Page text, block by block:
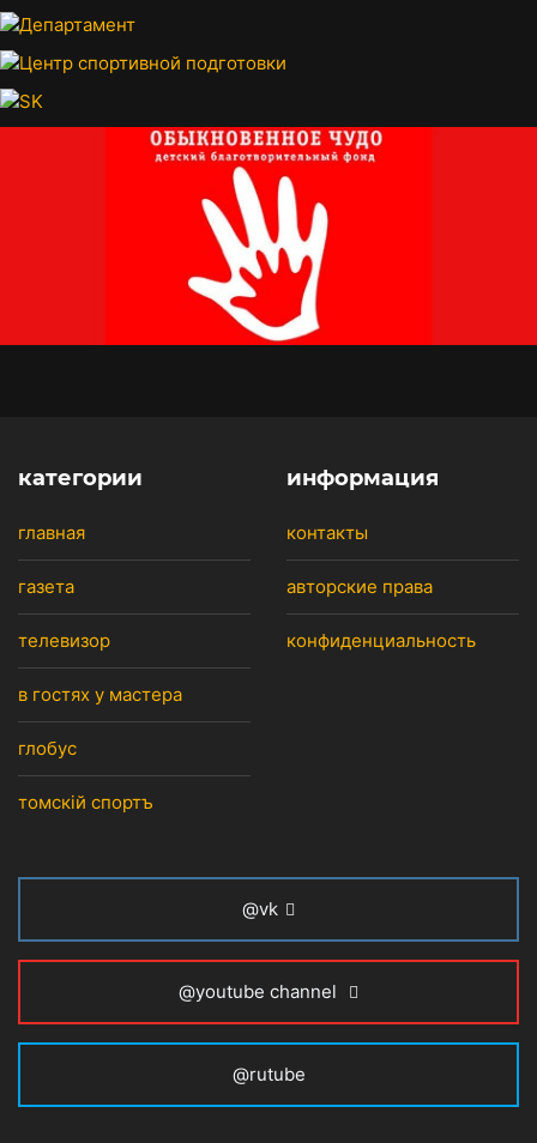
категории
главная
газета
телевизор
в гостях у мастера
глобус
томскiй спортъ
информация
контакты
авторские права
конфиденциальность
@vk
@youtube channel
@rutube